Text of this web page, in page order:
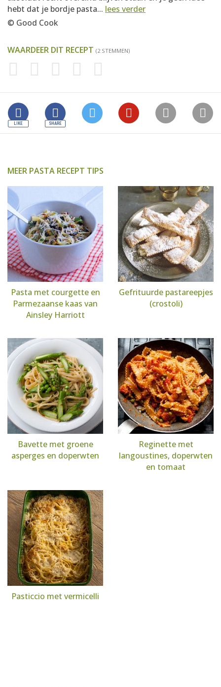
hebt dat je bordje pasta... lees verder
© Good Cook
WAARDEER DIT RECEPT (2 STEMMEN)
MEER PASTA RECEPT TIPS
Pasta met courgette en
Parmezaanse kaas van
Ainsley Harriott
Gefrituurde pastareepjes
(crostoli)
Bavette met groene
asperges en doperwten
Reginette met
langoustines, doperwten
en tomaat
Pasticcio met vermicelli